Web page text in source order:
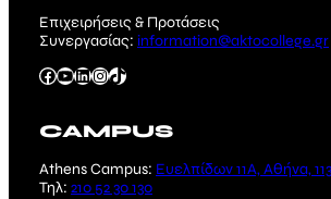
Επιχειρήσεις & Προτάσεις
Συνεργασίας: information@aktocollege.gr
Facebook YouTube Linkedin InstagramTikTok
CAMPUS
Athens Campus: Ευελπίδων 11Α, Αθήνα,
Τηλ: 210 52 30 130